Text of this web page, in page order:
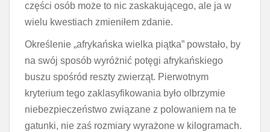
części osób może to nic zaskakującego, ale ja w
wielu kwestiach zmieniłem zdanie.
Określenie „afrykańska wielka piątka” powstało, by
na swój sposób wyróżnić potęgi afrykańskiego
buszu spośród reszty zwierząt. Pierwotnym
kryterium tego zaklasyfikowania było olbrzymie
niebezpieczeństwo związane z polowaniem na te
gatunki, nie zaś rozmiary wyrażone w kilogramach.